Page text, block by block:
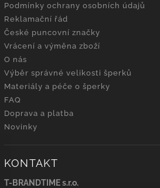
Podmínky ochrany osobních údajů
Reklamační řád
České puncovní značky
Vrácení a výměna zboží
O nás
Výběr správné velikosti šperků
Materiály a péče o šperky
FAQ
Doprava a platba
Novinky
KONTAKT
T-BRANDTIME s.r.o.